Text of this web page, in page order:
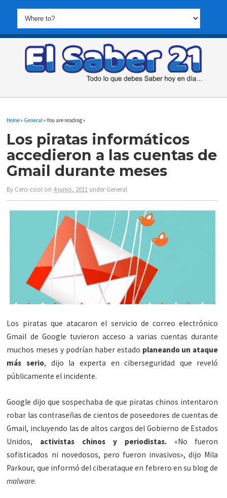
Home» General » You are reading »
Los piratas informáticos
accedieron a las cuentas de
Gmail durante meses
By Cero-cool on 4 junio, 2011 underGeneral
Los piratas que atacaron el servicio de correo electrónico
Gmail de Google tuvieron acceso a varias cuentas durante
muchos meses y podrían haber estado planeando un ataque
más serio, dijo la experta en ciberseguridad que reveló
públicamente el incidente.
Google dijo que sospechaba de que piratas chinos intentaron
robar las contraseñas de cientos de poseedores de cuentas de
Gmail, incluyendo las de altos cargos del Gobierno de Estados
Unidos, activistas chinos y periodistas. «No fueron
sofisticados ni novedosos, pero fueron invasivos», dijo Mila
Parkour, que informó del ciberataque en febrero en su blog de
malware.